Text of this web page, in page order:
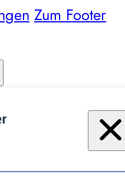
Zum Footer